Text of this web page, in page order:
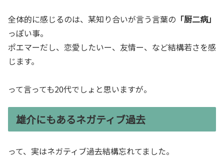
全体的に感じるのは、某知り合いが言う言葉の 「厨二病」
っぽい事。
ポエマーだし、恋愛したいー、友情ー、など結構若さを感
じます。
って言っても20代でしょと思いますが。
雄介にもあるネガティブ過去
って、実はネガティブ過去結構忘れてました。